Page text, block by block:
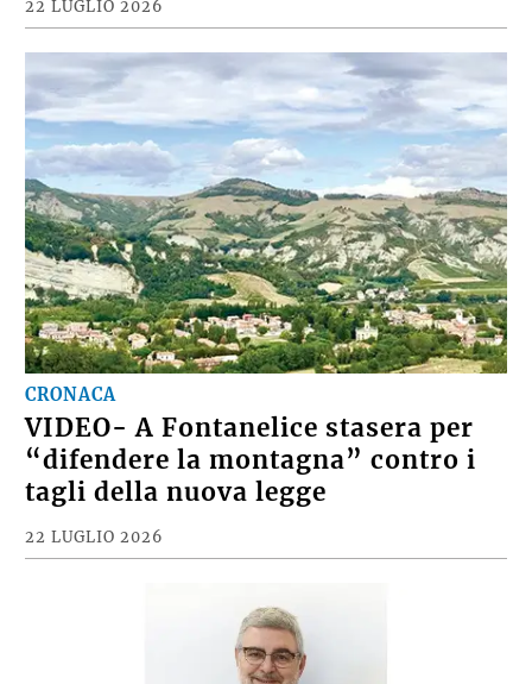
22 LUGLIO 2026
CRONACA
VIDEO- A Fontanelice stasera per
“difendere la montagna” contro i
tagli della nuova legge
22 LUGLIO 2026